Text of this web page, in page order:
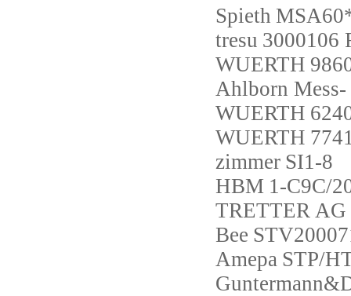
Spieth
tresu 3000106
WUERTH
Ahlborn
WUERTH
WUERTH
zimmer SI1-8
HBM 1-C9C/
TRETTER AG
Bee
Amepa STP/